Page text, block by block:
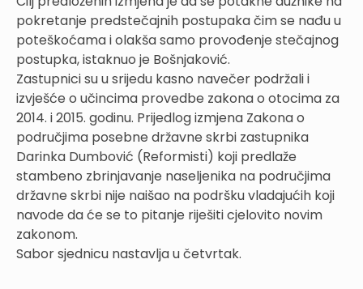
pokretanje predstečajnih postupaka čim se nađu u
poteškoćama i olakša samo provođenje stečajnog
postupka, istaknuo je Bošnjaković.
Zastupnici su u srijedu kasno navečer podržali i
izvješće o učincima provedbe zakona o otocima za
2014. i 2015. godinu. Prijedlog izmjena Zakona o
područjima posebne državne skrbi zastupnika
Darinka Dumbović (Reformisti) koji predlaže
stambeno zbrinjavanje naseljenika na područjima
državne skrbi nije naišao na podršku vladajućih koji
navode da će se to pitanje riješiti cjelovito novim
zakonom.
Sabor sjednicu nastavlja u četvrtak.